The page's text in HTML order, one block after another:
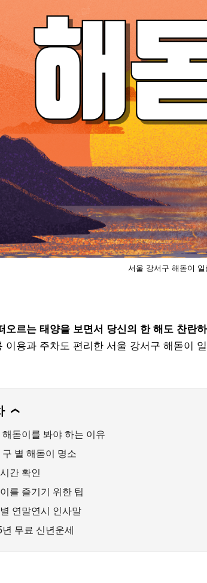
서울 강서구 해돋이 일
오르는 태양을 보면서 당신의 한 해도 찬란
이용과 주차도 편리한 서울 강서구 해돋이
❯
해돋이를 봐야 하는 이유
구 별 해돋이 명소
간 확인
를 즐기기 위한 팁
연말연시 인사말
무료 신년운세